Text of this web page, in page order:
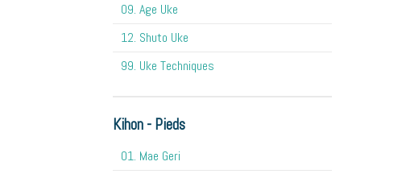
09. Age Uke
12. Shuto Uke
99. Uke Techniques
Kihon - Pieds
01. Mae Geri